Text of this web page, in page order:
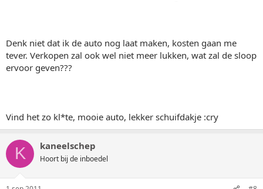
Denk niet dat ik de auto nog laat maken, kosten gaan me
tever. Verkopen zal ook wel niet meer lukken, wat zal de sloop
ervoor geven???
Vind het zo kl*te, mooie auto, lekker schuifdakje :cry
K kaneelschep
Hoort bij de inboedel